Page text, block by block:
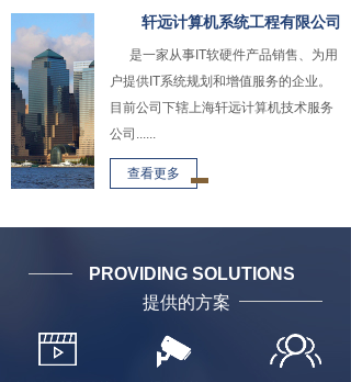
轩远计算机系统工程有限公司
是一家从事IT软硬件产品销售、为用
户提供IT系统规划和增值服务的企业。
目前公司下辖上海轩远计算机技术服务
公司......
查看更多
PROVIDING SOLUTIONS
提供的方案